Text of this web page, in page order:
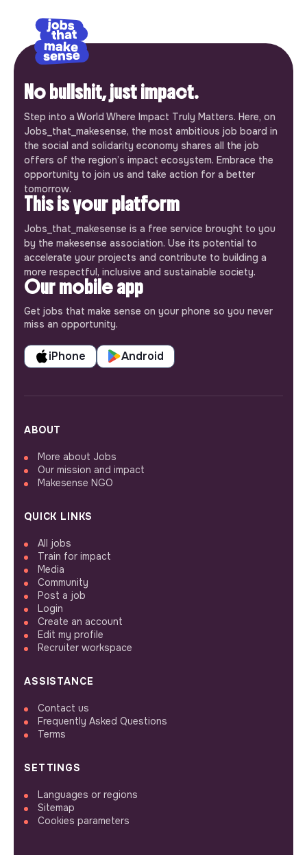
No bullshit, just impact.
Step into a World Where Impact Truly Matters. Here, on
Jobs_that_makesense, the most ambitious job board in
the social and solidarity economy shares all the job
offers of the region’s impact ecosystem. Embrace the
opportunity to join us and take action for a better
tomorrow.
This is your platform
Jobs_that_makesense is a free service brought to you
by the makesense association. Use its potential to
accelerate your projects and contribute to building a
more respectful, inclusive and sustainable society.
Our mobile app
Get jobs that make sense on your phone so you never
miss an opportunity.
iPhone Android
ABOUT
More about Jobs
Our mission and impact
Makesense NGO
QUICK LINKS
All jobs
Train for impact
Media
Community
Post a job
Login
Create an account
Edit my profile
Recruiter workspace
ASSISTANCE
Contact us
Frequently Asked Questions
Terms
SETTINGS
Languages or regions
Sitemap
Cookies parameters